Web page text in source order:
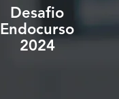
Desafio
Endocurso
2024